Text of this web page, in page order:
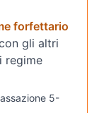
forfettario
gli altri
regime
5-